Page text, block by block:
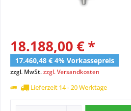
18.188,00 € *
17.460,48 € 4% Vorkassepreis
zzgl. MwSt.zzgl. Versandkosten
Lieferzeit 14 - 20 Werktage